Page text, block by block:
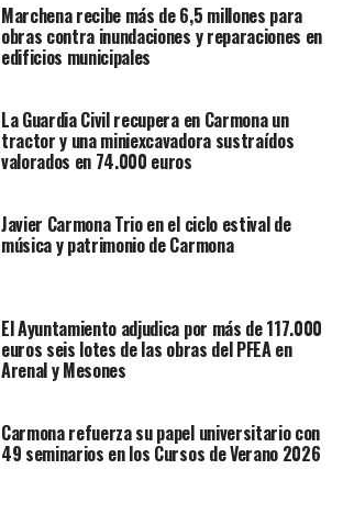
Marchena recibe más de 6,5 millones para
obras contra inundaciones y reparaciones en
edificios municipales
La Guardia Civil recupera en Carmona un
tractor y una miniexcavadora sustraídos
valorados en 74.000 euros
Javier Carmona Trio en el ciclo estival de
música y patrimonio de Carmona
El Ayuntamiento adjudica por más de 117.000
euros seis lotes de las obras del PFEA en
Arenal y Mesones
Carmona refuerza su papel universitario con
49 seminarios en los Cursos de Verano 2026